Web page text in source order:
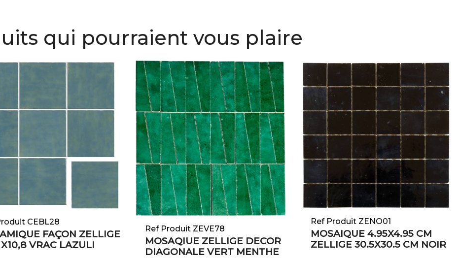
qui pourraient vous plaire
CEBL28
FAÇON ZELLIGE
VRAC LAZULI
Ref Produit ZEVE78
MOSAQIUE ZELLIGE DECOR
DIAGONALE VERT MENTHE
Ref Produit ZENO01
MOSAIQUE 4.95X4.95 CM
ZELLIGE 30.5X30.5 CM NOIR